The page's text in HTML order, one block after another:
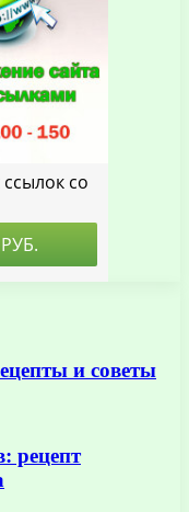
и советы
рецепт